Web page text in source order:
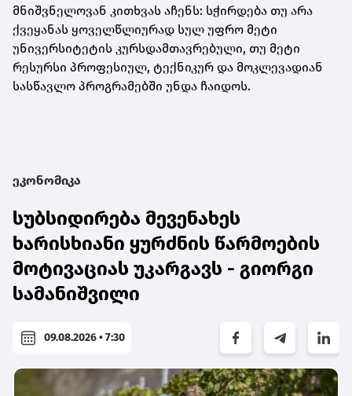
მნიშვნელოვან კითხვას აჩენს: სჭირდება თუ არა
ქვეყანას ყოველწლიურად სულ უფრო მეტი
უნივერსიტეტის კურსდამთავრებული, თუ მეტი
რესურსი პროფესიულ, ტექნიკურ და მოკლევადიან
სასწავლო პროგრამებში უნდა ჩაიდოს.
ეკონომიკა
სუბსიდირება მევენახეს
ხარისხიანი ყურძნის წარმოების
მოტივაციას უკარგავს - გიორგი
სამანიშვილი
09.08.2026 • 7:30